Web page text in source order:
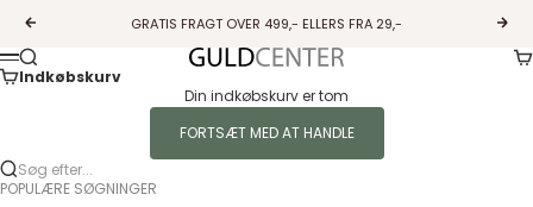
Forrige
GRATIS FRAGT OVER 499,- ELLERS FRA 29,-
Guldcenter
Menu
Søg
Indkøbskurv
Din indkøbskurv er tom
FORTSÆT MED AT HANDLE
Søg efter...
POPULÆRE SØGNINGER